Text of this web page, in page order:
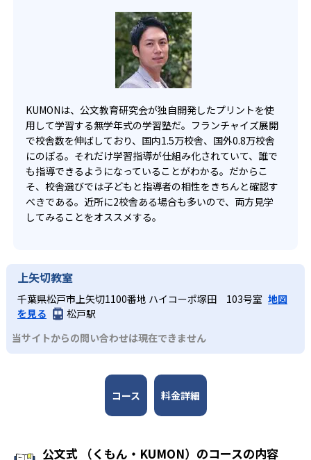
KUMONは、公文教育研究会が独自開発したプリントを使
用して学習する無学年式の学習塾だ。フランチャイズ展開
で校舎数を伸ばしており、国内1.5万校舎、国外0.8万校舎
にのぼる。それだけ学習指導が仕組み化されていて、誰で
も指導できるようになっていることがわかる。だからこ
そ、校舎選びでは子どもと指導者の相性をきちんと確認す
べきである。近所に2校舎ある場合も多いので、両方見学
してみることをオススメする。
上矢切教室
千葉県松戸市上矢切1100番地 ハイコーポ塚田 103号室 地図
を見る
松戸駅
当サイトからの問い合わせは現在できません
コース 料金詳細
公文式 （くもん・KUMON）のコースの内容